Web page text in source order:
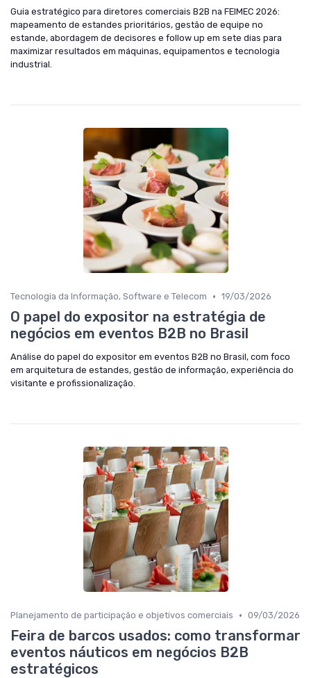
Guia estratégico para diretores comerciais B2B na FEIMEC 2026:
mapeamento de estandes prioritários, gestão de equipe no
estande, abordagem de decisores e follow up em sete dias para
maximizar resultados em máquinas, equipamentos e tecnologia
industrial.
Tecnologia da Informação, Software e Telecom • 19/03/2026
O papel do expositor na estratégia de
negócios em eventos B2B no Brasil
Análise do papel do expositor em eventos B2B no Brasil, com foco
em arquitetura de estandes, gestão de informação, experiência do
visitante e profissionalização.
Planejamento de participação e objetivos comerciais • 09/03/2026
Feira de barcos usados: como transformar
eventos náuticos em negócios B2B
estratégicos